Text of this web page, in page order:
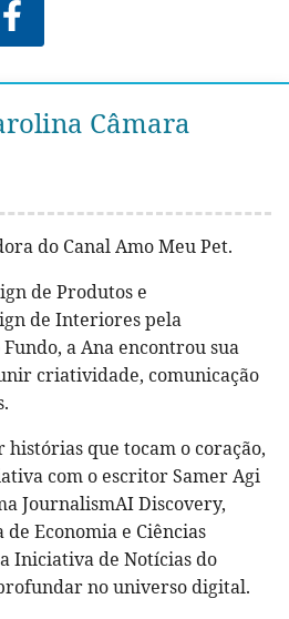
Câmara
do Canal Amo Meu Pet.
de Produtos e
de Interiores pela
a Ana encontrou sua
criatividade, comunicação
que tocam o coração,
com o escritor Samer Agi
JournalismAI Discovery,
Economia e Ciências
Iniciativa de Notícias do
no universo digital.